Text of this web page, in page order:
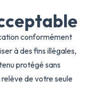
conformément
à des fins illégales,
protégé sans
de votre seule